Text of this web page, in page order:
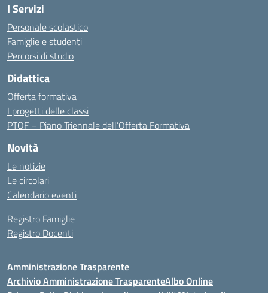
I Servizi
Personale scolastico
Famiglie e studenti
Percorsi di studio
Didattica
Offerta formativa
I progetti delle classi
PTOF – Piano Triennale dell’Offerta Formativa
Novità
Le notizie
Le circolari
Calendario eventi
Registro Famiglie
Registro Docenti
Amministrazione Trasparente
Archivio Amministrazione TrasparenteAlbo Online